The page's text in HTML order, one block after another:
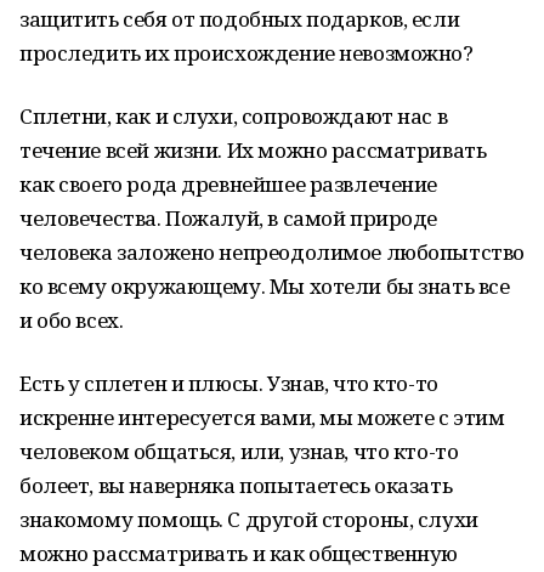
защитить себя от подобных подарков, если
проследить их происхождение невозможно?
Сплетни, как и слухи, сопровождают нас в
течение всей жизни. Их можно рассматривать
как своего рода древнейшее развлечение
человечества. Пожалуй, в самой природе
человека заложено непреодолимое любопытство
ко всему окружающему. Мы хотели бы знать все
и обо всех.
Есть у сплетен и плюсы. Узнав, что кто-то
искренне интересуется вами, мы можете с этим
человеком общаться, или, узнав, что кто-то
болеет, вы наверняка попытаетесь оказать
знакомому помощь. С другой стороны, слухи
можно рассматривать и как общественную